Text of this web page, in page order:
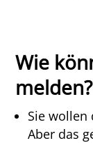
Wie
melden?
Sie wollen
Aber das